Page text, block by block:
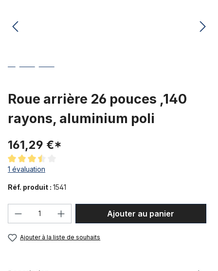
Roue arrière 26 pouces ,140
rayons, aluminium poli
161,29 €*
Note moyenne de 3.5 sur 5 étoiles
1 évaluation
Réf. produit : 1541
Quantité de produit : Entrez la
Ajouter au panier
Ajouter à la liste de souhaits